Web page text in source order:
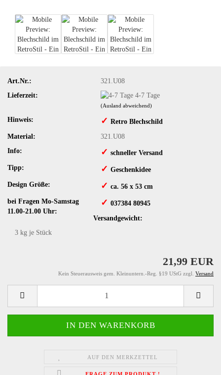
Art.Nr.:
321.U08
Lieferzeit:
4-7 Tage
(Ausland abweichend)
Hinweis: ✓ ​Retro Blechschild
Material:
321.U08
Info:
✓ ​schneller Versand
Tipp:
✓ ​Geschenkidee
Design Größe:
✓ ​ ca. 56 x 53 cm
bei Fragen Mo-Samstag
11.00-21.00 Uhr:
✓ ​ 037384 80945
Versandgewicht:
3 kg je Stück
21,99 EUR
Kein Steuerausweis gem. Kleinuntern.-Reg. §19 UStG zzgl. Versand
AUF DEN MERKZETTEL